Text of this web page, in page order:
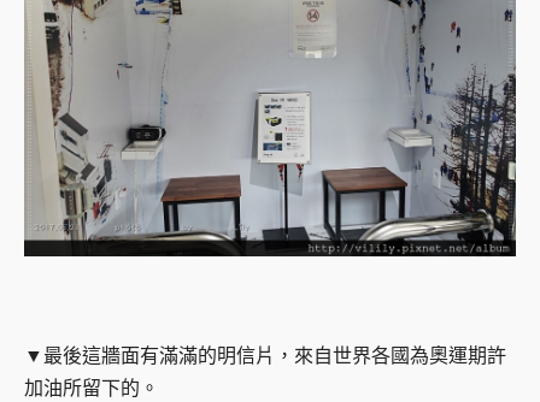
▼最後這牆面有滿滿的明信片，來自世界各國為奧運期許
加油所留下的。